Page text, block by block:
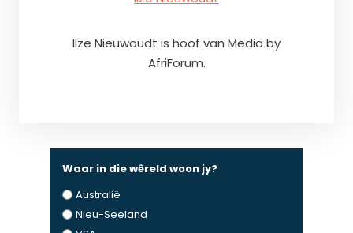
Ilze Nieuwoudt is hoof van Media by
AfriForum.
Waar in die wêreld woon jy?
Australië
Nieu-Seeland